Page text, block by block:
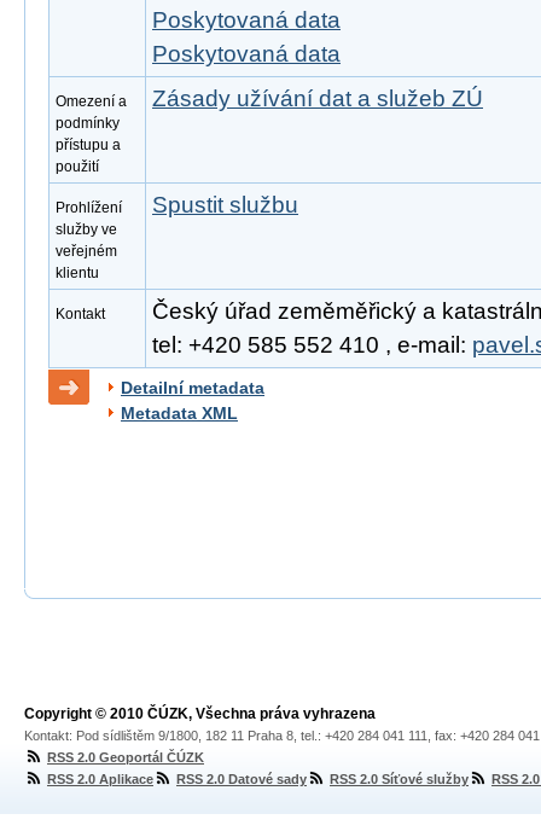
Poskytovaná data
Poskytovaná data
Omezení a
podmínky
přístupu a
použití
Zásady užívání dat a služeb ZÚ
Prohlížení
služby ve
veřejném
klientu
Spustit službu
Kontakt
Český úřad zeměměřický a
tel: +420 585 552 410 , e-mail:
Detailní metadata
Metadata XML
Copyright © 2010 ČÚZK, Všechna práva vyhrazena
Kontakt: Pod sídlištěm 9/1800, 182 11 Praha 8, tel.: +420 284 041 111, fax: +420 284
RSS 2.0 Geoportál ČÚZK
RSS 2.0 Aplikace
RSS 2.0 Datové sady RSS 2.0 Síťové služby RSS